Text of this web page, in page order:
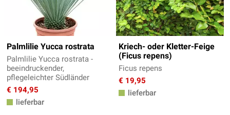
Palmlilie Yucca rostrata
Palmlilie Yucca rostrata -
beeindruckender,
pflegeleichter Südländer
€ 194,95
lieferbar
Kriech- oder Kletter-Feige
(Ficus repens)
Ficus repens
€ 19,95
lieferbar